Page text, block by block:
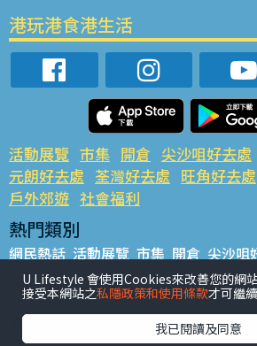
港玩港食港生活
活動展覽 市集 開倉 尖沙咀好去處
元朗好去處 荃灣好去處 旺角好去處
戶外郊遊 社會福利
熱門類別
網民熱話 活動展覽 市集 開倉 尖沙咀
銅鑼灣好去處 元朗好去處 荃灣好去處
餐廳情報 戶外郊遊
熱門標籤
U Lifestyle 會使用Cookies來改善您的網
接受本網站之私隱政策和使用條款才可繼
我已閱讀及同意